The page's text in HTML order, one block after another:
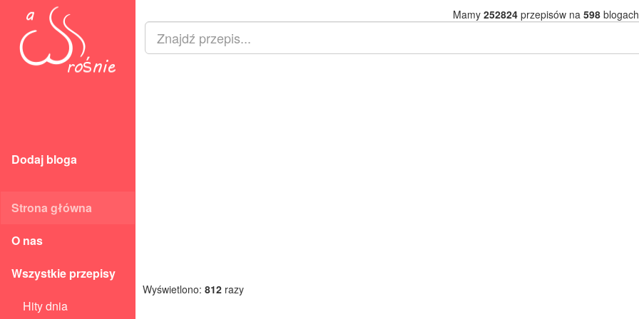
Dodaj bloga
Strona główna
O nas
Wszystkie przepisy
Hity dnia
Mamy 252824przepisów na 598
Wyświetlono: 812 razy